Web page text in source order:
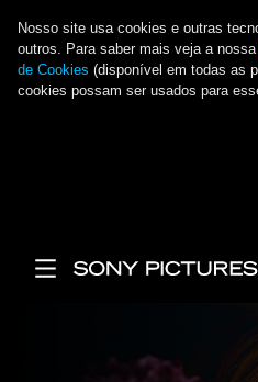
Nosso site usa cookies e outras
outros. Para saber mais veja a nossa
de Cookies (disponível em todas as
cookies possam ser usados para